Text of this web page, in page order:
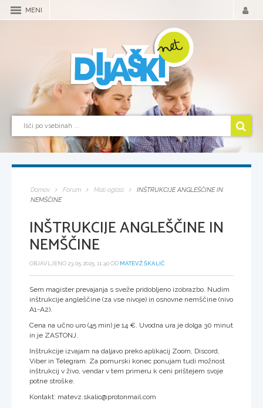
MENI
Domov Forum Mali oglasi
INŠTRUKCIJE ANGLEŠČINE IN
NEMŠČINE
INŠTRUKCIJE ANGLEŠČINE IN
NEMŠČINE
OBJAVLJENO 23.05.2025, 11:40 OD MATEVŽ ŠKALIČ
Sem magister prevajanja s sveže pridobljeno izobrazbo. Nudim
inštrukcije angleščine (za vse nivoje) in osnovne nemščine (nivo
A1-A2).
Cena na učno uro (45 min) je 14 €. Uvodna ura je dolga 30 minut
in je ZASTONJ.
Inštrukcije izvajam na daljavo preko aplikacij Zoom, Discord,
Viber in Telegram. Za pomurski konec ponujam tudi možnost
inštrukcij v živo, vendar v tem primeru k ceni prištejem svoje
potne stroške.
Kontakt: matevz.skalic@protonmail.com